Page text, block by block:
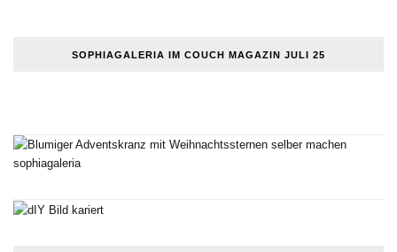
SOPHIAGALERIA IM COUCH MAGAZIN JULI 25